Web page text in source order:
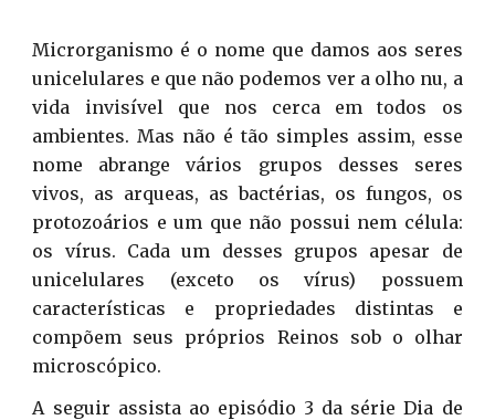
Microrganismo é o nome que damos aos seres
unicelulares e que não podemos ver a olho nu, a
vida invisível que nos cerca em todos os
ambientes. Mas não é tão simples assim, esse
nome abrange vários grupos desses seres
vivos, as arqueas, as bactérias, os fungos, os
protozoários e um que não possui nem célula:
os vírus. Cada um desses grupos apesar de
unicelulares (exceto os vírus) possuem
características e propriedades distintas e
compõem seus próprios Reinos sob o olhar
microscópico.
A seguir assista ao episódio 3 da série Dia de